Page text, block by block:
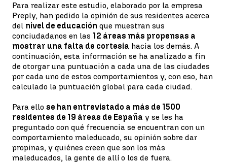
Para realizar este estudio, elaborado por la empresa
Preply, han pedido la opinión de sus residentes acerca
del nivel de educación que muestran sus
conciudadanos en las 12 áreas más propensas a
mostrar una falta de cortesía hacia los demás. A
continuación, esta información se ha analizado a fin
de otorgar una puntuación a cada una de las ciudades
por cada uno de estos comportamientos y, con eso, han
calculado la puntuación global para cada ciudad.
Para ello se han entrevistado a más de 1500
residentes de 19 áreas de España y se les ha
preguntado con qué frecuencia se encuentran con un
comportamiento maleducado, su opinión sobre dar
propinas, y quiénes creen que son los más
maleducados, la gente de allí o los de fuera.